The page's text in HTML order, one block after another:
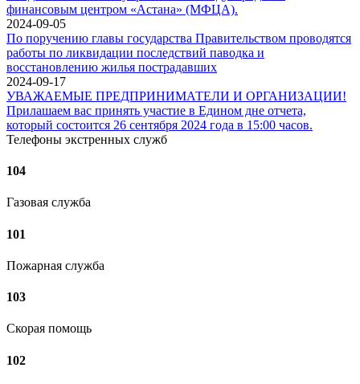
финансовым центром «Астана» (МФЦА).
2024-09-05
По поручению главы государства Правительством проводятся
работы по ликвидации последствий паводка и
восстановлению жилья пострадавших
2024-09-17
УВАЖАЕМЫЕ ПРЕДПРИНИМАТЕЛИ И ОРГАНИЗАЦИИ!
Прилашаем вас принять участие в Едином дне отчета,
который состоится 26 сентября 2024 года в 15:00 часов.
Телефоны экстренных служб
104
Газовая служба
101
Пожарная служба
103
Скорая помощь
102